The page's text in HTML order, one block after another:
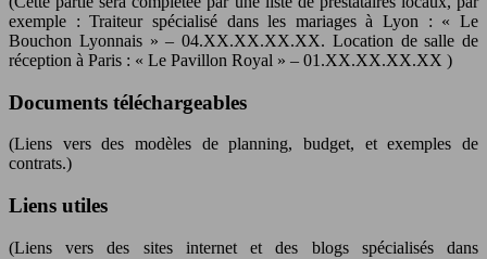
exemple : Traiteur spécialisé dans les mariages à Lyon : « Le
Bouchon Lyonnais » – 04.XX.XX.XX.XX. Location de salle de
réception à Paris : « Le Pavillon Royal » – 01.XX.XX.XX.XX )
Documents téléchargeables
(Liens vers des modèles de planning, budget, et exemples de
contrats.)
Liens utiles
(Liens vers des sites internet et des blogs spécialisés dans